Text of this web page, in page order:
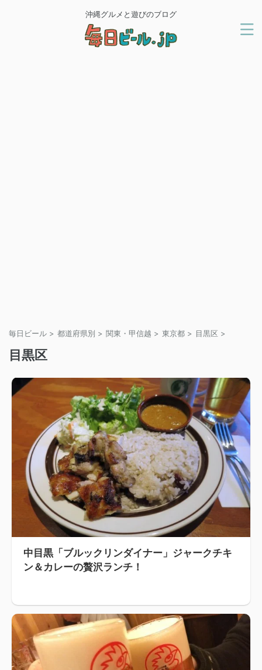
沖縄グルメと遊びのブログ
毎日ビール > 都道府県別 > 関東・甲信越 > 東京都 > 目黒区 >
目黒区
中目黒「ブルックリンダイナー」ジャークチキ
ン＆カレーの贅沢ランチ！